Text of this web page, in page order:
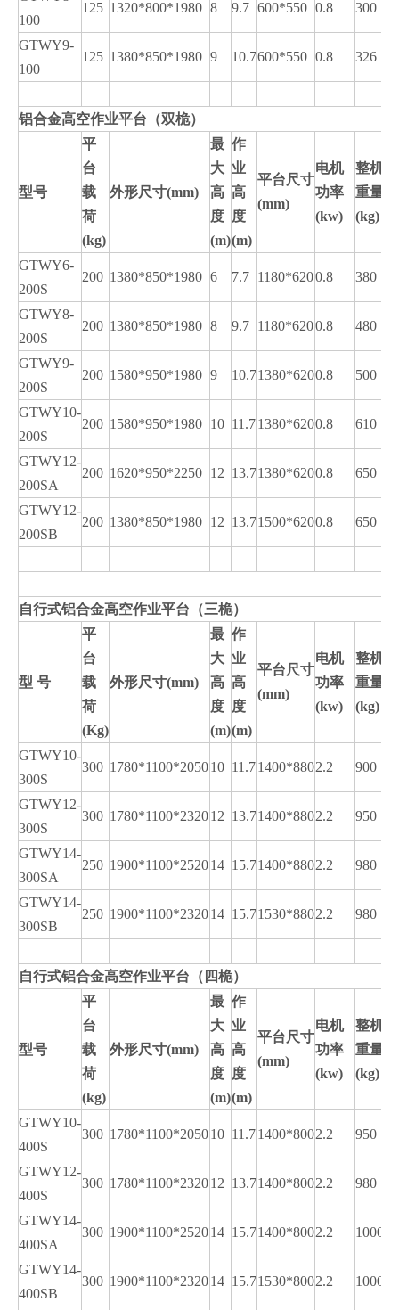
100
125 1320*800*1980 8 9.7 600*550 0.8 300
GTWY9-
100
125 1380*850*1980 9 10.7600*550 0.8 326
铝合金高空作业平台（双桅）
型号
平
台
载
荷
(kg)
外形尺寸(mm)
最
大
高
度
(m)
作
业
高
度
(m)
平台尺寸
(mm)
电机
功率
(kw)
整机
重量
(kg)
GTWY6-
200S
200 1380*850*1980 6 7.7 1180*6200.8 380
GTWY8-
200S
200 1380*850*1980 8 9.7 1180*6200.8 480
GTWY9-
200S
200 1580*950*1980 9 10.71380*6200.8 500
GTWY10-
200S
200 1580*950*1980 10 11.71380*6200.8 610
GTWY12-
200SA
200 1620*950*2250 12 13.71380*6200.8 650
GTWY12-
200SB
200 1380*850*1980 12 13.71500*6200.8 650
自行式铝合金高空作业平台（三桅）
型 号
平
台
载
荷
(Kg)
外形尺寸(mm)
最
大
高
度
(m)
作
业
高
度
(m)
平台尺寸
(mm)
电机
功率
(kw)
整机
重量
(kg)
GTWY10-
300S
300 1780*1100*205010 11.71400*8802.2 900
GTWY12-
300S
300 1780*1100*232012 13.71400*8802.2 950
GTWY14-
300SA
250 1900*1100*252014 15.71400*8802.2 980
GTWY14-
300SB
250 1900*1100*232014 15.71530*8802.2 980
自行式铝合金高空作业平台（四桅）
型号
平
台
载
荷
(kg)
外形尺寸(mm)
最
大
高
度
(m)
作
业
高
度
(m)
平台尺寸
(mm)
电机
功率
(kw)
整机
重量
(kg)
GTWY10-
400S
300 1780*1100*205010 11.71400*8002.2 950
GTWY12-
400S
300 1780*1100*232012 13.71400*8002.2 980
GTWY14-
400SA
300 1900*1100*252014 15.71400*8002.2 1000
GTWY14-
400SB
300 1900*1100*232014 15.71530*8002.2 1000